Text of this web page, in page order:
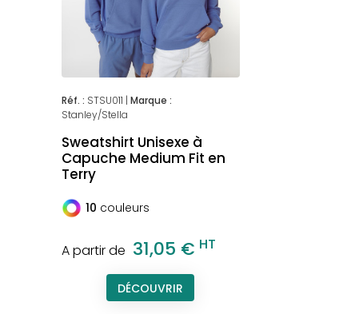
Réf. : STSU011 | Marque :
Stanley/Stella
Sweatshirt Unisexe à
Capuche Medium Fit en
Terry
10 couleurs
A partir de 31,05 € HT
DÉCOUVRIR